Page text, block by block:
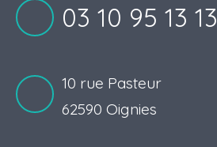
03 10 95 13 13
10 rue Pasteur
62590 Oignies